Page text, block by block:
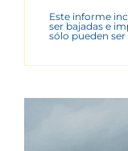
Este informe
ser bajadas e
sólo pueden